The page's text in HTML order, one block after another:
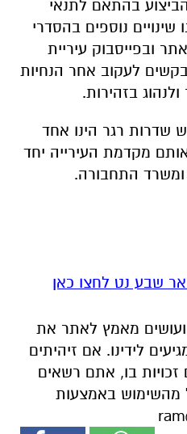
בזהירות.
שדרות רגר הינו אחד
מקדמת העירייה יחד
ומשרד התחבורה.
זכויות בו, אתם רשאים